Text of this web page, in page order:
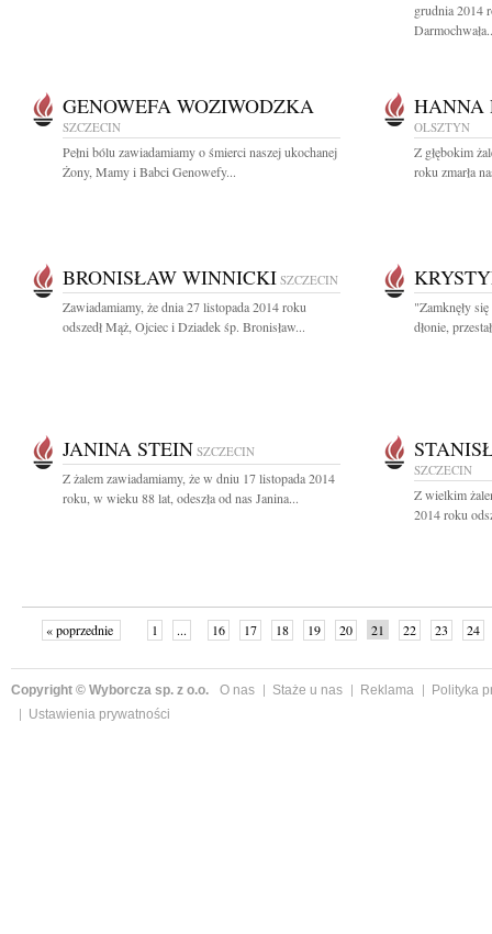
grudnia 2014
GENOWEFA WOZIWODZKA
SZCZECIN
Pełni bólu zawiadamiamy o śmierci naszej ukochanej
Żony, Mamy i Babci Genowefy...
HANNA
OLSZTYN
Z głębokim
roku zmarła
BRONISŁAW WINNICKI SZCZECIN
Zawiadamiamy, że dnia 27 listopada 2014 roku
odszedł Mąż, Ojciec i Dziadek śp. Bronisław...
"Zamknęły
dłonie,
JANINA STEIN SZCZECIN
Z żalem zawiadamiamy, że w dniu 17 listopada 2014
roku, w wieku 88 lat, odeszła od nas Janina...
SZCZECIN
Z wielkim
2014 roku
« poprzednie 1 ... 16 17 18 19 20 21 22 23
24
Copyright © Wyborcza sp. z o.o. O nas Staże u nas Reklama
Polityka
Ustawienia prywatności